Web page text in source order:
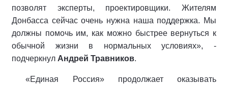
позволят эксперты, проектировщики. Жителям
Донбасса сейчас очень нужна наша поддержка. Мы
должны помочь им, как можно быстрее вернуться к
обычной жизни в нормальных условиях», -
подчеркнул Андрей Травников.
«Единая Россия» продолжает оказывать